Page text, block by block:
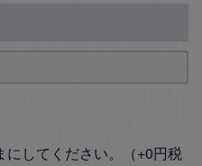
してください。（+0円税